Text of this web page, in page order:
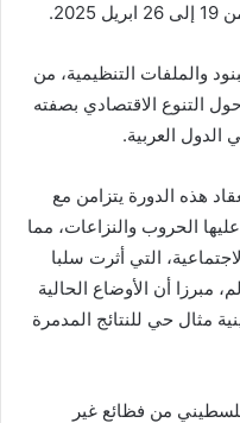
والملفات التنظيمية، من
التنوع الاقتصادي بصفته
الدول العربية.
هذه الدورة يتزامن مع
الحروب والنزاعات، مما
التي أثرت سلبا
مبرزا أن الأوضاع الحالية
مثال حي للنتائج المدمرة
من فظائع غير